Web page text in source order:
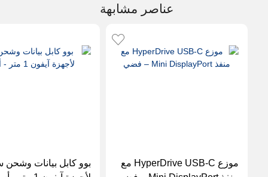
عناصر مشابهة
موزع HyperDrive USB-C مع
بوو كابل بيانات وشحن